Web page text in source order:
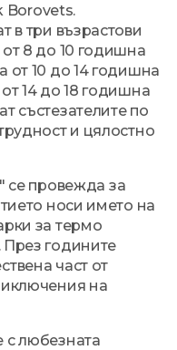
Borovets.
в три възрастови
8 до 10 годишна
от 10 до 14 годишна
14 до 18 годишна
състезателите по
и цялостно
се провежда за
носи името на
за термо
През годините
част от
на
с любезната